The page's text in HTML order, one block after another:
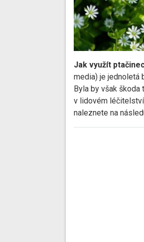
Jak využít
media) je jednoletá
Byla by však
v lidovém
naleznete na